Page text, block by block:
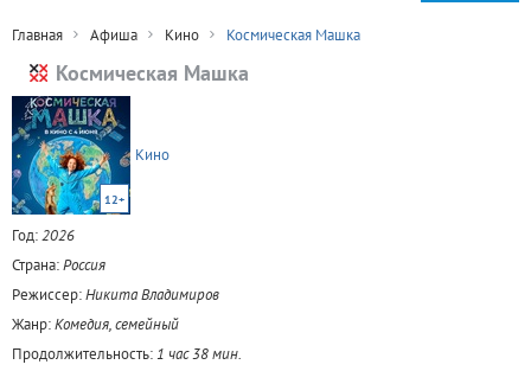
Главная Афиша Кино Космическая Машка
Космическая Машка
12+
Кино
Год:2026
Страна:Россия
Режиссер:Никита Владимиров
Жанр:Комедия, семейный
Продолжительность: 1 час 38 мин.